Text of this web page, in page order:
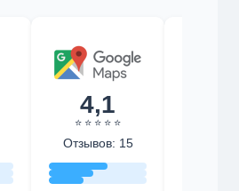
4,1
⭐ ⭐ ⭐ ⭐ ⭐
Отзывов: 15